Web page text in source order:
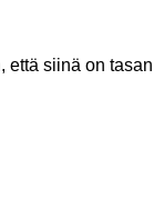
että siinä on tasan